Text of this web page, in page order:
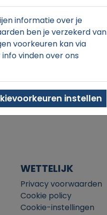
WETTELIJK
Privacy voorwaarden
Cookie policy
Cookie-instellingen
informatie over je
ben je verzekerd van
voorkeuren kan via
vinden over ons
instellen